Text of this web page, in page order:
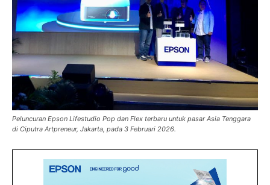
Peluncuran Epson Lifestudio Pop dan Flex terbaru untuk pasar Asia Tenggara
di Ciputra Artpreneur, Jakarta, pada 3 Februari 2026.